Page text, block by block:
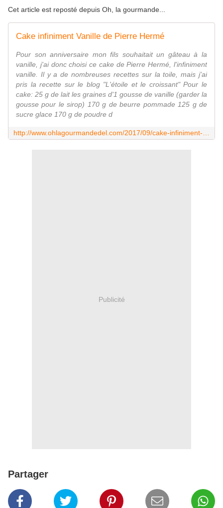
Cet article est reposté depuis Oh, la gourmande..
Cake infiniment Vanille de Pierre Hermé
Pour son anniversaire mon fils souhaitait un gâteau à la
vanille, j'ai donc choisi ce cake de Pierre Hermé, l'infiniment
vanille. Il y a de nombreuses recettes sur la toile, mais j'ai
pris la recette sur le blog "L'étoile et le croissant" Pour le
cake: 25 g de lait les graines d'1 gousse de vanille (garder la
gousse pour le sirop) 170 g de beurre pommade 125 g de
sucre glace 170 g de poudre d
Publicité
Partager